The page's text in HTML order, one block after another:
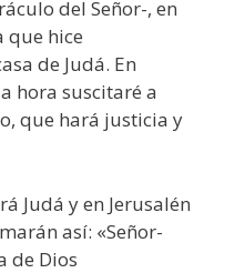
del Señor-, en
que hice
de Judá. En
hora suscitaré a
que hará justicia y
Judá y en Jerusalén
así: «Señor-
de Dios